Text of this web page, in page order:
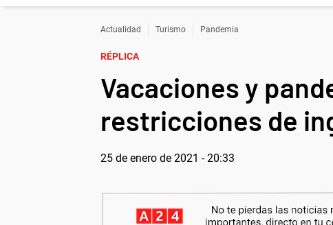
Actualidad Turismo Pandemia
RÉPLICA
Vacaciones y
restricciones de
25 de enero de 2021 - 20:33